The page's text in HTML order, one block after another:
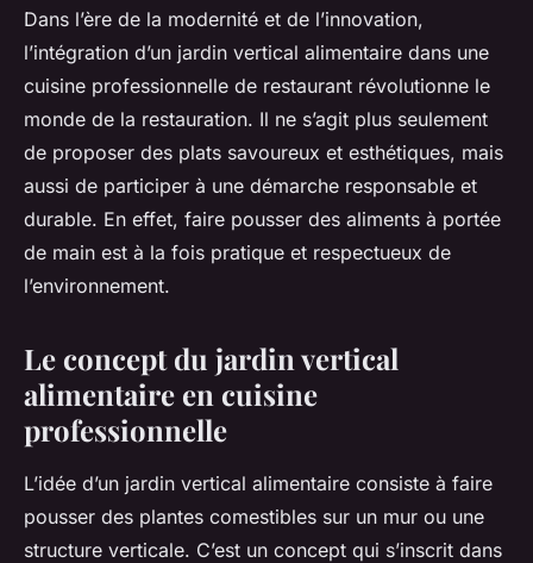
Comment intégrer un jardin
vertical alimentaire dans une
cuisine professionnelle de
restaurant?
Zélie• 31 mars 2024• 6 min de lecture
Dans l’ère de la modernité et de l’innovation,
l’intégration d’un jardin vertical alimentaire dans une
cuisine professionnelle de restaurant révolutionne le
monde de la restauration. Il ne s’agit plus seulement
de proposer des plats savoureux et esthétiques, mais
aussi de participer à une démarche responsable et
durable. En effet, faire pousser des aliments à portée
de main est à la fois pratique et respectueux de
l’environnement.
Le concept du jardin vertical
alimentaire en cuisine
professionnelle
L’idée d’un jardin vertical alimentaire consiste à faire
pousser des plantes comestibles sur un mur ou une
structure verticale. C’est un concept qui s’inscrit dans